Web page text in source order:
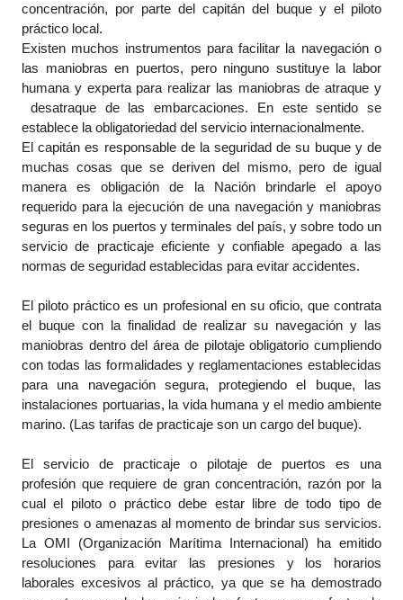
concentración, por parte del capitán del buque y el piloto
práctico local.
Existen muchos instrumentos para facilitar la navegación o
las maniobras en puertos, pero ninguno sustituye la labor
humana y experta para realizar las maniobras de atraque y
desatraque de las embarcaciones. En este sentido se
establece la obligatoriedad del servicio internacionalmente.
El capitán es responsable de la seguridad de su buque y de
muchas cosas que se deriven del mismo, pero de igual
manera es obligación de la Nación brindarle el apoyo
requerido para la ejecución de una navegación y maniobras
seguras en los puertos y terminales del país, y sobre todo un
servicio de practicaje eficiente y confiable apegado a las
normas de seguridad establecidas para evitar accidentes.
El piloto práctico es un profesional en su oficio, que contrata
el buque con la finalidad de realizar su navegación y las
maniobras dentro del área de pilotaje obligatorio cumpliendo
con todas las formalidades y reglamentaciones establecidas
para una navegación segura, protegiendo el buque, las
instalaciones portuarias, la vida humana y el medio ambiente
marino. (Las tarifas de practicaje son un cargo del buque).
El servicio de practicaje o pilotaje de puertos es una
profesión que requiere de gran concentración, razón por la
cual el piloto o práctico debe estar libre de todo tipo de
presiones o amenazas al momento de brindar sus servicios.
La OMI (Organización Marítima Internacional) ha emitido
resoluciones para evitar las presiones y los horarios
laborales excesivos al práctico, ya que se ha demostrado